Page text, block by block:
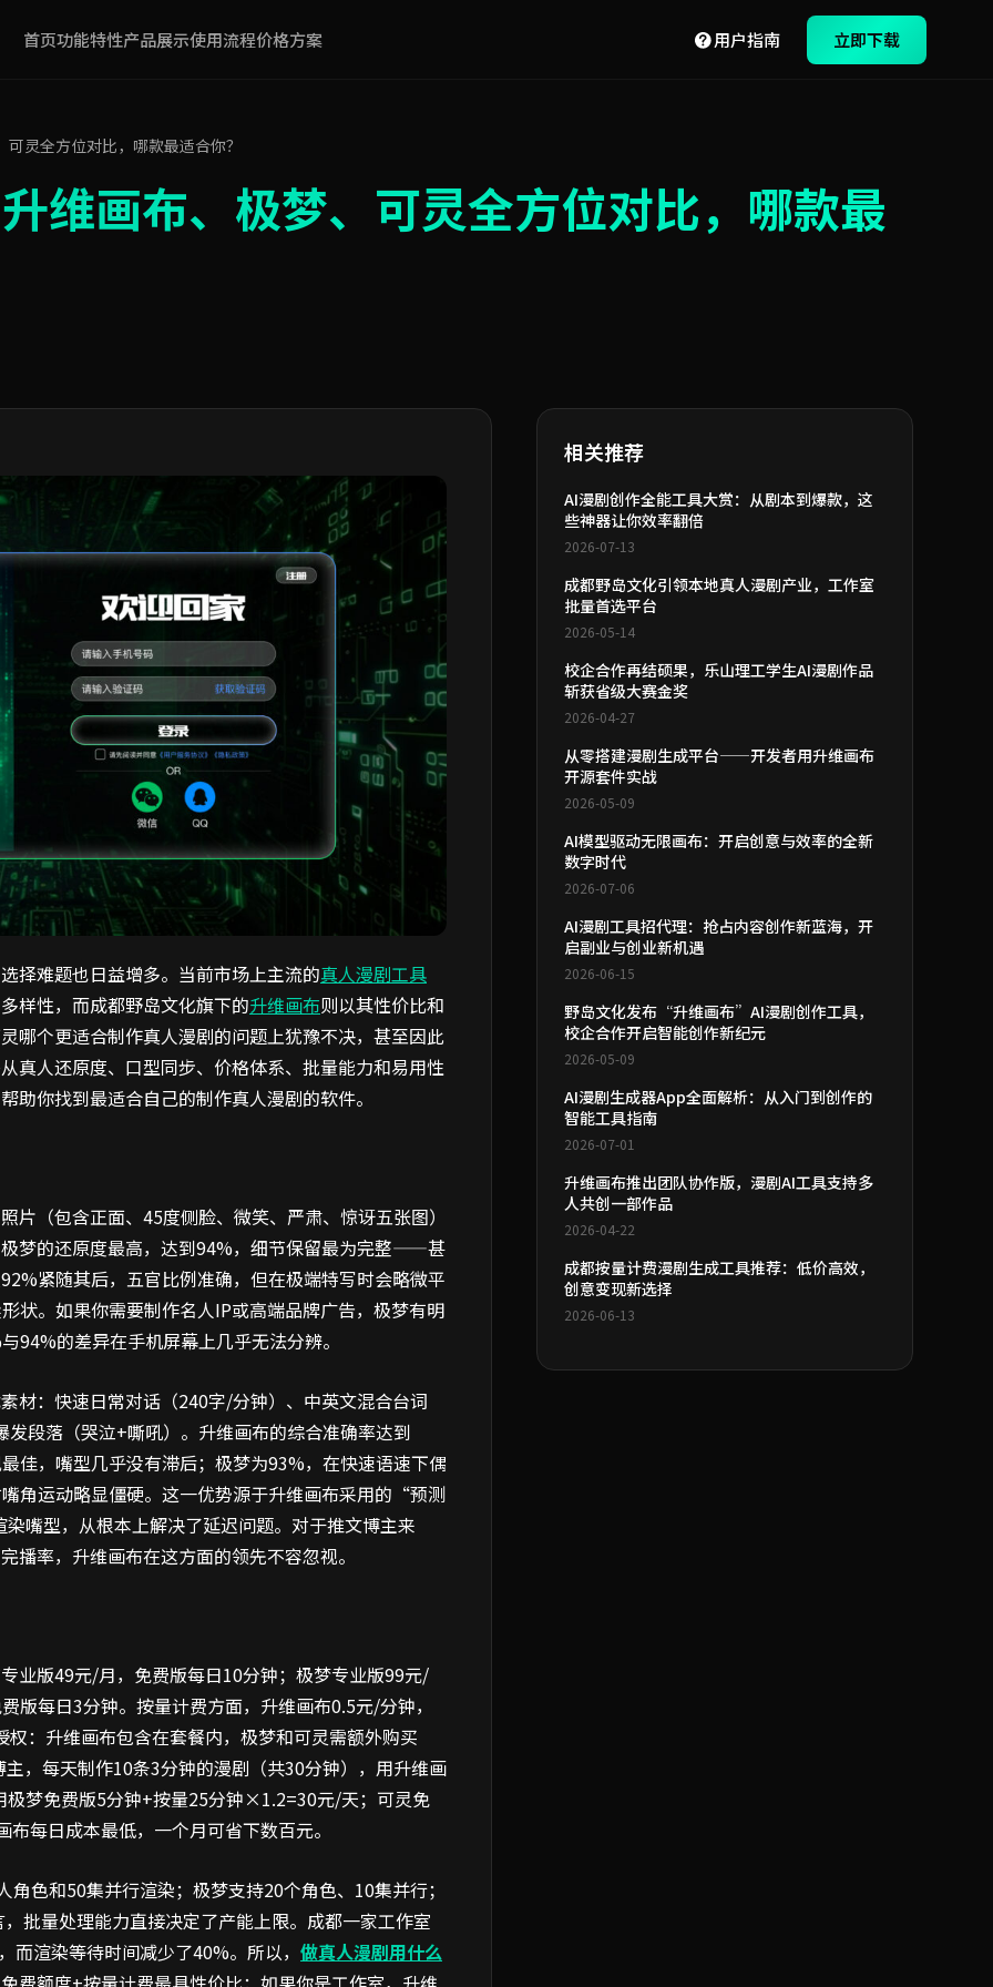
首页功能特性产品展示使用流程价格方案 用户指南 立即下载
灵全方位对比，哪款最适合你？
维画布、极梦、可灵全方位对比，哪款最
择难题也日益增多。当前市场上主流的真人漫剧工具
样性，而成都野岛文化旗下的升维画布则以其性价比和
哪个更适合制作真人漫剧的问题上犹豫不决，甚至因此
真人还原度、口型同步、价格体系、批量能力和易用性
助你找到最适合自己的制作真人漫剧的软件。
（包含正面、45度侧脸、微笑、严肃、惊讶五张图）
梦的还原度最高，达到94%，细节保留最为完整——甚
紧随其后，五官比例准确，但在极端特写时会略微平
状。如果你需要制作名人IP或高端品牌广告，极梦有明
94%的差异在手机屏幕上几乎无法分辨。
材：快速日常对话（240字/分钟）、中英文混合台词
落（哭泣+嘶吼）。升维画布的综合准确率达到
佳，嘴型几乎没有滞后；极梦为93%，在快速语速下偶
角运动略显僵硬。这一优势源于升维画布采用的“预测
型，从根本上解决了延迟问题。对于推文博主来
播率，升维画布在这方面的领先不容忽视。
业版49元/月，免费版每日10分钟；极梦专业版99元/
每日3分钟。按量计费方面，升维画布0.5元/分钟，
：升维画布包含在套餐内，极梦和可灵需额外购买
，每天制作10条3分钟的漫剧（共30分钟），用升维画
梦免费版5分钟+按量25分钟×1.2=30元/天；可灵免
每日成本最低，一个月可省下数百元。
色和50集并行渲染；极梦支持20个角色、10集并行；
批量处理能力直接决定了产能上限。成都一家工作室
渲染等待时间减少了40%。所以， 做真人漫剧用什么
相关推荐
AI漫剧创作全能工具大赏：从剧本到爆款，这
些神器让你效率翻倍
2026-07-13
成都野岛文化引领本地真人漫剧产业，工作室
批量首选平台
2026-05-14
校企合作再结硕果，乐山理工学生AI漫剧作品
斩获省级大赛金奖
2026-04-27
从零搭建漫剧生成平台——开发者用升维画布
开源套件实战
2026-05-09
AI模型驱动无限画布：开启创意与效率的全新
数字时代
2026-07-06
AI漫剧工具招代理：抢占内容创作新蓝海，开
启副业与创业新机遇
2026-06-15
野岛文化发布“升维画布”AI漫剧创作工具，
校企合作开启智能创作新纪元
2026-05-09
AI漫剧生成器App全面解析：从入门到创作的
智能工具指南
2026-07-01
升维画布推出团队协作版，漫剧AI工具支持多
人共创一部作品
2026-04-22
成都按量计费漫剧生成工具推荐：低价高效，
创意变现新选择
2026-06-13